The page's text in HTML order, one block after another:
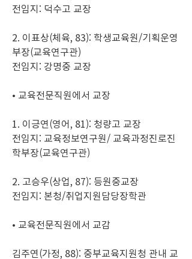
전임지: 덕수고 교장
2. 이표상(체육, 83): 학생교육원/기획운영
부장(교육연구관)
전임지: 강명중 교장
• 교육전문직원에서 교장
1. 이긍연(영어, 81): 청량고 교장
전임지: 교육정보연구원/ 교육과정진로진
학부장(교육연구관)
2. 고승우(상업, 87): 등원중교장
전임지: 본청/취업지원담당장학관
• 교육전문직원에서 교감
김주연(가정, 88): 중부교육지원청 관내 교